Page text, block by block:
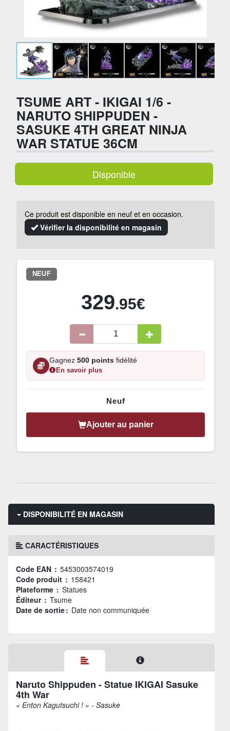
TSUME ART - IKIGAI 1/6 -
NARUTO SHIPPUDEN -
SASUKE 4TH GREAT NINJA
WAR STATUE 36CM
Disponible
Ce produit est disponible en neuf et en occasion.
Vérifier la disponibilité en magasin
NEUF
329.95€
Gagnez 500 points fidélité
En savoir plus
Neuf
Ajouter au panier
DISPONIBILITÉ EN MAGASIN
CARACTÉRISTIQUES
Code EAN : 5453003574019
Code produit : 158421
Plateforme : Statues
Éditeur : Tsume
Date de sortie : Date non communiquée
Naruto Shippuden - Statue IKIGAI Sasuke
4th War
« Enton Kagutsuchi ! » - Sasuke